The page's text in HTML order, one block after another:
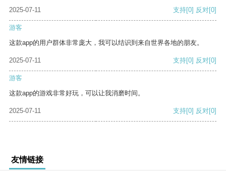
2025-07-11
支持[0] 反对[0]
游客
这款app的用户群体非常庞大，我可以结识到来自世界各地的朋友。
2025-07-11 支持[0] 反对[0]
游客
这款app的游戏非常好玩，可以让我消磨时间。
2025-07-11 支持[0] 反对[0]
友情链接